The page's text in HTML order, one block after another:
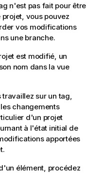
n'est pas fait pour être
vous pouvez
vos modifications
une branche.
est modifié, un
nom dans la vue
sur un tag,
changements
d'un projet
à l'état initial de
apportées
élément, procédez